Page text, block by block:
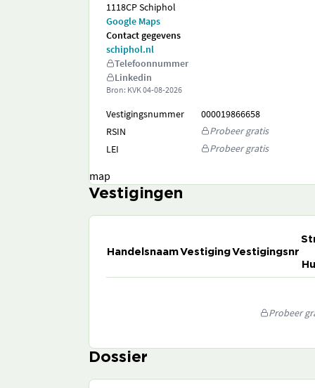
1118CP Schiphol
Google Maps
Contact gegevens
schiphol.nl
Telefoonnummer
Linkedin
Bron: KVK04-08-2026
Vestigingsnummer
000019866658
RSIN
Probeer gratis
LEI
Probeer gratis
map
Vestigingen
HandelsnaamVestigingVestigingsnr
Probeer
Dossier